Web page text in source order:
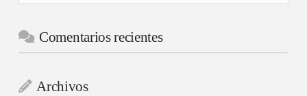
Comentarios recientes
Archivos